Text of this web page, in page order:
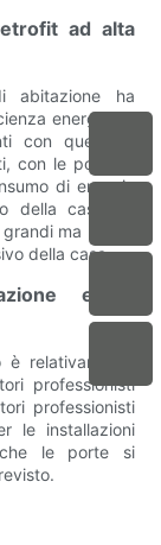
ad alta
abitazione ha
energetica
con quelle in
con le porte in
di energia
della casa ha
ma hanno
della casa.
e la
relativamente
professionisti
professionisti
le installazioni
che le porte si